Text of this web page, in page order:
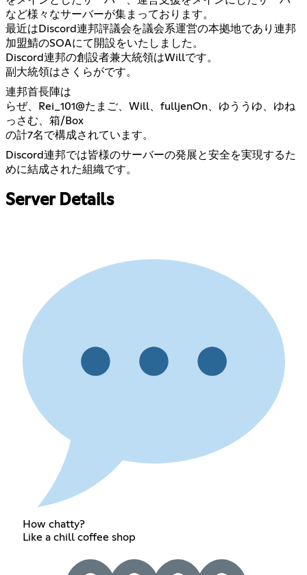
など様々なサーバーが集まっております。
最近はDiscord連邦評議会を議会系運営の本拠地であり連邦
加盟鯖のSOAにて開設をいたしました。
Discord連邦の創設者兼大統領はWillです。
副大統領はさくらがです。
連邦首長陣は
らぜ、Rei_101@たまご、Will、fulljenOn、ゆううゆ、ゆね
っさむ、箱/Box
の計7名で構成されています。
Discord連邦では皆様のサーバーの発展と安全を実現するた
めに結成された組織です。
Server Details
How chatty?
Like a chill coffee shop